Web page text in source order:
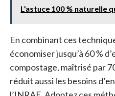
L'astuce 100 % naturelle
En combinant ces
économiser jusqu’à 60 %
compostage, maîtrisé par
réduit aussi les besoins